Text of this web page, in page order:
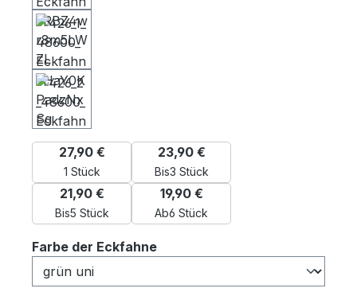
1 Stück
27,90 €
Bis3 Stück
23,90 €
Bis5 Stück
21,90 €
Ab6 Stück
19,90 €
Farbe der Eckfahneauswählen